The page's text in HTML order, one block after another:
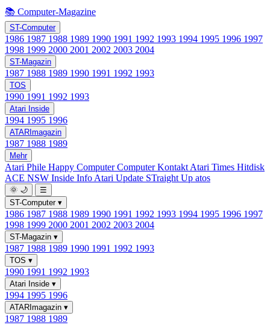
📚 Computer-Magazine
ST-Computer
1986 1987 1988 1989 1990 1991 1992 1993 1994 1995 1996 1997
1998 1999 2000 2001 2002 2003 2004
ST-Magazin
1987 1988 1989 1990 1991 1992 1993
TOS
1990 1991 1992 1993
Atari Inside
1994 1995 1996
ATARImagazin
1987 1988 1989
Mehr
Atari Phile Happy ComputerComputer Kontakt Atari Times Hitdisk
ACE NSW Inside Info Atari Update STraight Up atos
🌞 🌙
☰
ST-Computer ▾
1986 1987 1988 1989 1990 1991 1992 1993 1994 1995 1996 1997
1998 1999 2000 2001 2002 2003 2004
ST-Magazin ▾
1987 1988 1989 1990 1991 1992 1993
TOS ▾
1990 1991 1992 1993
Atari Inside ▾
1994 1995 1996
ATARImagazin ▾
1987 1988 1989